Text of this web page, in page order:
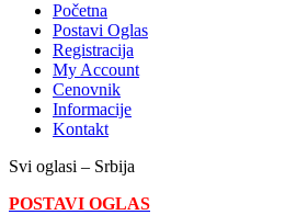
Početna
Postavi Oglas
Registracija
My Account
Cenovnik
Informacije
Kontakt
Svi oglasi – Srbija
POSTAVI OGLAS